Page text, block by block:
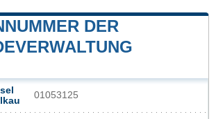
DER
01053125